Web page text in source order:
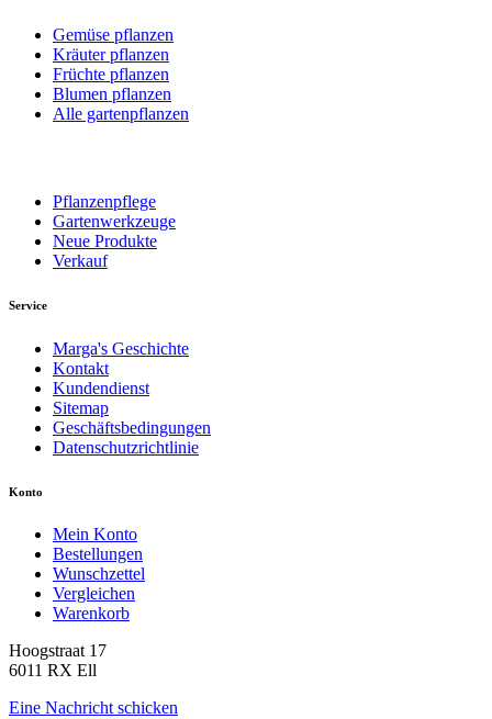
Gemüse pflanzen
Kräuter pflanzen
Früchte pflanzen
Blumen pflanzen
Alle gartenpflanzen
Pflanzenpflege
Gartenwerkzeuge
Neue Produkte
Verkauf
Service
Marga's Geschichte
Kontakt
Kundendienst
Sitemap
Geschäftsbedingungen
Datenschutzrichtlinie
Konto
Mein Konto
Bestellungen
Wunschzettel
Vergleichen
Warenkorb
Hoogstraat 17
6011 RX Ell
Eine Nachricht schicken